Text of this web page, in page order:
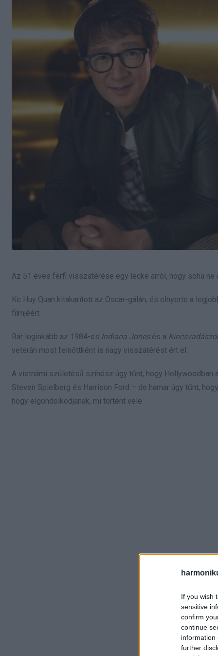
If you wish
sensitive
confirm
continue
information
further
Az 51 éves férfi visszatérése egy lecke arról, hogy soha ne
Ke Huy Quan kitakarított az Oscar-gálán, és elnyerte a
filmjéért.
Bár leginkább az 1984-es Indiana Jonesés a
veterán most felnőttként is nagy visszatérést ért el.
A vietnámi születésű színész úgy tűnt, hogy Hollywoodban
Steven Spielberg és Harrison Ford – de hamar úgy tűnt,
hogy elgondolkodjanak, mi történt vele.